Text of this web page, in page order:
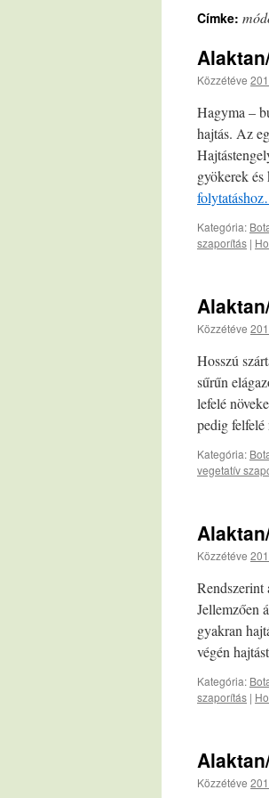
Címke:
Közzétéve
Hagyma –
hajtás. Az
gyökerek
Kategória:
szaporítás |
Közzétéve
Hosszú
sűrűn
lefelé
pedig
Kategória:
vegetatív
Közzétéve
Rendszerint
Jellemzően
gyakran
végén
Kategória:
szaporítás |
Közzétéve